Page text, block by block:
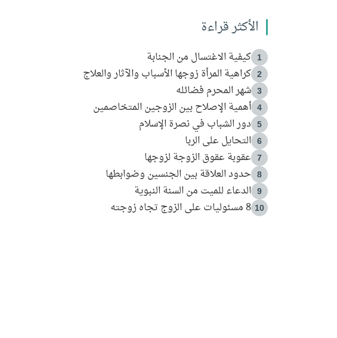
الأكثر قراءة
1 كيفية الاغتسال من الجنابة
2 كراهية المرأة زوجها الأسباب والآثار والعلاج
3 شهر المحرم فضائله
4 أهمية الإصلاح بين الزوجين المتخاصمين
5 دور الشباب في نصرة الإسلام
6 التحايل على الربا
7 عقوبة عقوق الزوجة لزوجها
8 حدود العلاقة بين الجنسين وضوابطها
9 الدعاء للميت من السنة النبوية
10 8 مسئوليات على الزوج تجاه زوجته